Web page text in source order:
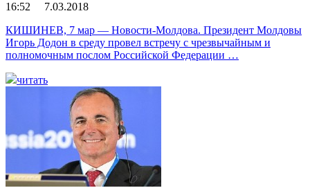
16:52 7.03.2018
КИШИНЕВ, 7 мар — Новости-Молдова. Президент Молдовы
Игорь Додон в среду провел встречу с чрезвычайным и
полномочным послом Российской Федерации …
читать